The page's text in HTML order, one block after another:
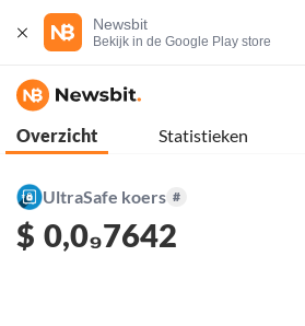
Newsbit
Bekijk in de Google Play store
Overzicht Statistieken
UltraSafe koers #
$ 0,0₉7642